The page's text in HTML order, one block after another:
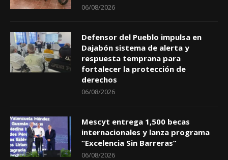
06/08/2026
Defensor del Pueblo impulsa en
Dajabón sistema de alerta y
respuesta temprana para
fortalecer la protección de
derechos
06/08/2026
Mescyt entrega 1,500 becas
internacionales y lanza programa
“Excelencia Sin Barreras”
06/08/2026